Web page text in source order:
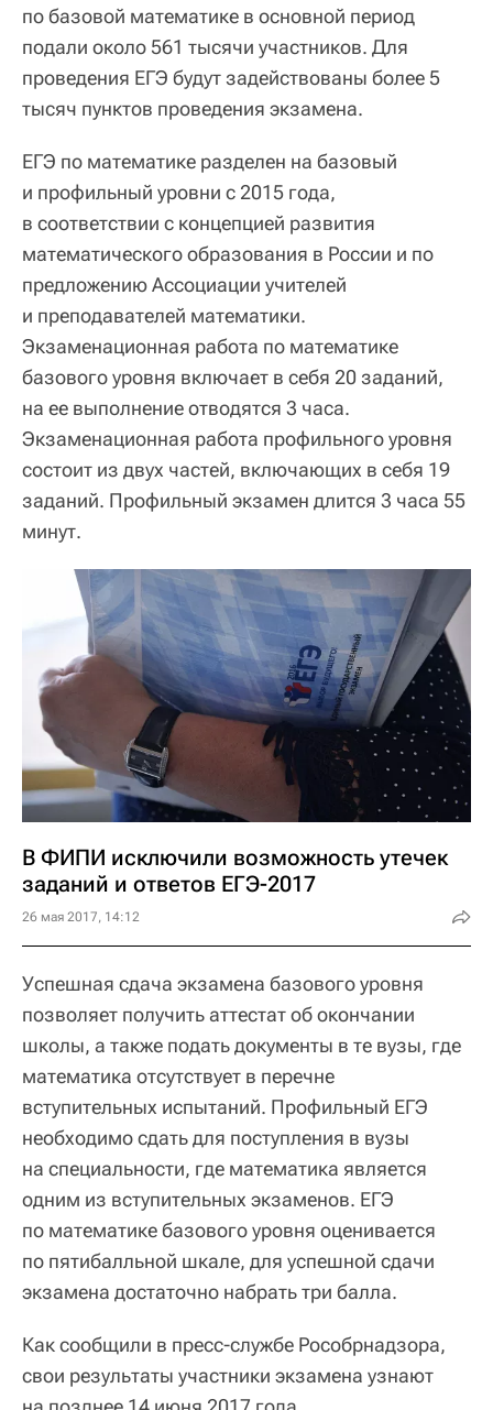
по базовой математике в основной период
подали около 561 тысячи участников. Для
проведения ЕГЭ будут задействованы более 5
тысяч пунктов проведения экзамена.
ЕГЭ по математике разделен на базовый
и профильный уровни с 2015 года,
в соответствии с концепцией развития
математического образования в России и по
предложению Ассоциации учителей
и преподавателей математики.
Экзаменационная работа по математике
базового уровня включает в себя 20 заданий,
на ее выполнение отводятся 3 часа.
Экзаменационная работа профильного уровня
состоит из двух частей, включающих в себя 19
заданий. Профильный экзамен длится 3 часа 55
минут.
В ФИПИ исключили возможность утечек
заданий и ответов ЕГЭ-2017
26 мая 2017, 14:12
Успешная сдача экзамена базового уровня
позволяет получить аттестат об окончании
школы, а также подать документы в те вузы, где
математика отсутствует в перечне
вступительных испытаний. Профильный ЕГЭ
необходимо сдать для поступления в вузы
на специальности, где математика является
одним из вступительных экзаменов. ЕГЭ
по математике базового уровня оценивается
по пятибалльной шкале, для успешной сдачи
экзамена достаточно набрать три балла.
Как сообщили в пресс-службе Рособрнадзора,
свои результаты участники экзамена узнают